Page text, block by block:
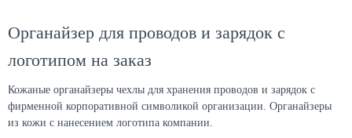
Органайзер для проводов и зарядок с
логотипом на заказ
Кожаные органайзеры чехлы для хранения проводов и зарядок с
фирменной корпоративной символикой организации. Органайзеры
из кожи с нанесением логотипа компании.